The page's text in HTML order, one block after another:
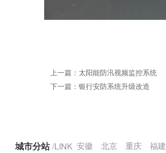
上一篇：太阳能防汛视频监控系统
下一篇：银行安防系统升级改造
城市分站/LINK 安徽 北京 重庆 福建